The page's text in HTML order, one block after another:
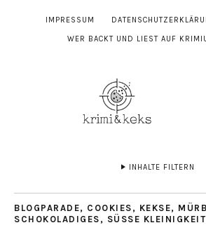
IMPRESSUM
WER BACKT UND LIEST AUF
INHALTE FILTERN
BLOGPARADE, COOKIES , KEKSE,
SCHOKOLADIGES , SÜSSE